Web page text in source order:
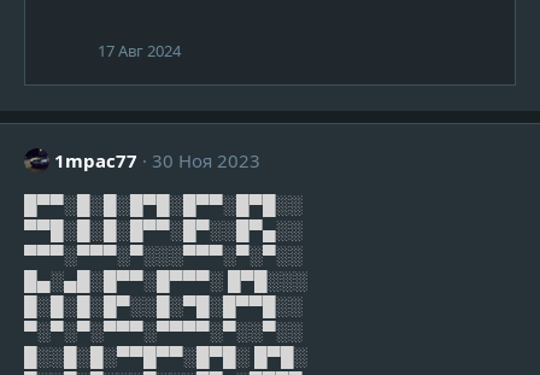
17 Авг 2024
1mpac77
30 Ноя 2023
█▀▀░█░█░█▀█░█▀▀░█▀█░░
▀▀█░█░█░█▀▀░█▀░░█▀▄░░
▀▀▀░▀▀▀░▀░░░▀▀▀░▀░▀░░
█▄░▄█░█▀▀░█▀▀▀░ █▀█░░░
█░█░█░█▀░░█░▀█░█▀▀█░░
▀░▀░▀░▀▀▀░▀▀▀▀░▀░░▀░░
█░░█░█░▀▀█▀▀░█▀█░ █▀█░